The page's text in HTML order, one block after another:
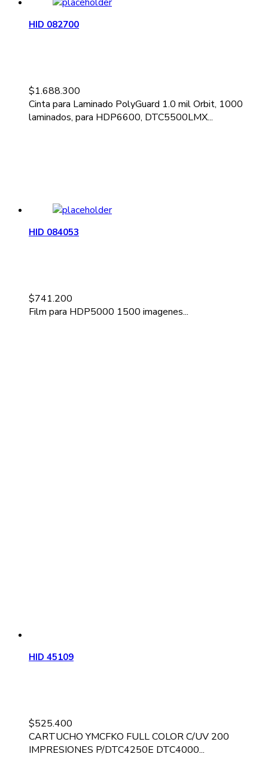
HID 082700
$1.688.300
Cinta para Laminado PolyGuard 1.0 mil Orbit, 1000
laminados, para HDP6600, DTC5500LMX...
HID 084053
$741.200
Film para HDP5000 1500 imagenes...
HID 45109
$525.400
CARTUCHO YMCFKO FULL COLOR C/UV 200
IMPRESIONES P/DTC4250E DTC4000...